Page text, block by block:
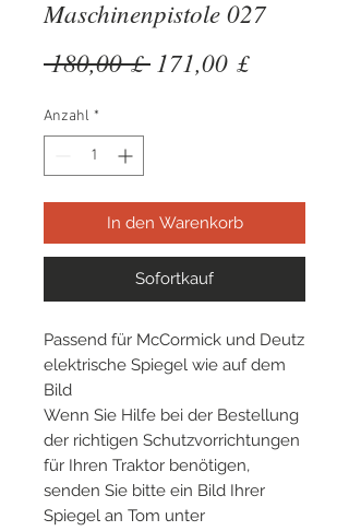
Maschinenpistole 027
180,00 £ Standardpreis
171,00 £Sale-
Anzahl *
In den Warenkorb
Sofortkauf
Passend für McCormick und Deutz
elektrische Spiegel wie auf dem
Bild
Wenn Sie Hilfe bei der Bestellung
der richtigen Schutzvorrichtungen
für Ihren Traktor benötigen,
senden Sie bitte ein Bild Ihrer
Spiegel an Tom unter